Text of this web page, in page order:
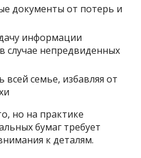
документы от потерь и
информации
случае непредвиденных
всей семье, избавляя от
но на практике
бумаг требует
к деталям.